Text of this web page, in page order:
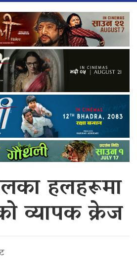
हलहरूमा
व्यापक क्रेज